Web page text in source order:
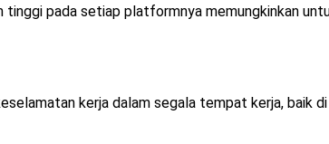
pada setiap platformnya memungkinkan
kerja dalam segala tempat kerja, baik